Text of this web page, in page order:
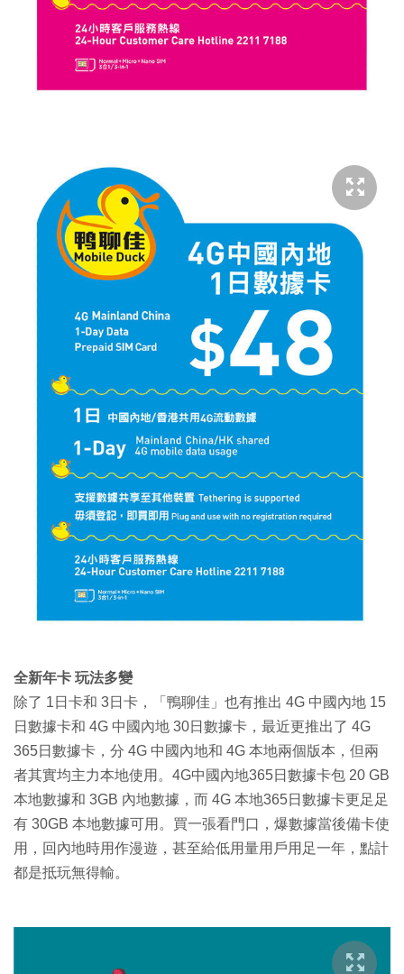
全新年卡 玩法多變
除了 1日卡和 3日卡，「鴨聊佳」也有推出 4G 中國內地 15
日數據卡和 4G 中國內地 30日數據卡，最近更推出了 4G
365日數據卡，分 4G 中國內地和 4G 本地兩個版本，但兩
者其實均主力本地使用。4G中國內地365日數據卡包 20 GB
本地數據和 3GB 內地數據，而 4G 本地365日數據卡更足足
有 30GB 本地數據可用。買一張看門口，爆數據當後備卡使
用，回內地時用作漫遊，甚至給低用量用戶用足一年，點計
都是抵玩無得輸。